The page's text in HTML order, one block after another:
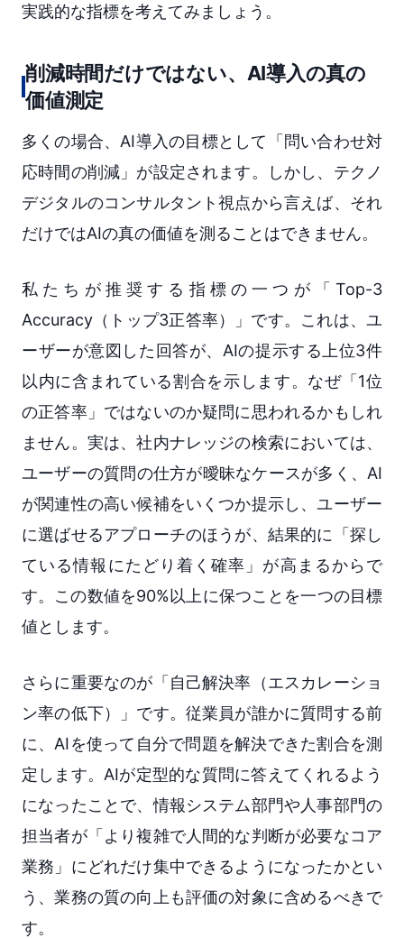
実践的な指標を考えてみましょう。
削減時間だけではない、AI導入の真の
価値測定
多くの場合、AI導入の目標として「問い合わせ対
応時間の削減」が設定されます。しかし、テクノ
デジタルのコンサルタント視点から言えば、それ
だけではAIの真の価値を測ることはできません。
私たちが推奨する指標の一つが「Top-3
Accuracy（トップ3正答率）」です。これは、ユ
ーザーが意図した回答が、AIの提示する上位3件
以内に含まれている割合を示します。なぜ「1位
の正答率」ではないのか疑問に思われるかもしれ
ません。実は、社内ナレッジの検索においては、
ユーザーの質問の仕方が曖昧なケースが多く、AI
が関連性の高い候補をいくつか提示し、ユーザー
に選ばせるアプローチのほうが、結果的に「探し
ている情報にたどり着く確率」が高まるからで
す。この数値を90%以上に保つことを一つの目標
値とします。
さらに重要なのが「自己解決率（エスカレーショ
ン率の低下）」です。従業員が誰かに質問する前
に、AIを使って自分で問題を解決できた割合を測
定します。AIが定型的な質問に答えてくれるよう
になったことで、情報システム部門や人事部門の
担当者が「より複雑で人間的な判断が必要なコア
業務」にどれだけ集中できるようになったかとい
う、業務の質の向上も評価の対象に含めるべきで
す。